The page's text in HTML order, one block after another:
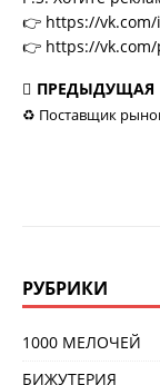
👉 https://vk.com/
👉 https://vk.com/
ПРЕДЫДУЩАЯ
♻ Поставщик
РУБРИКИ
1000 МЕЛОЧЕЙ
БИЖУТЕРИЯ